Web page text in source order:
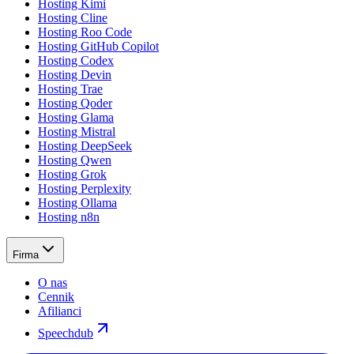
Hosting Kimi
Hosting Cline
Hosting Roo Code
Hosting GitHub Copilot
Hosting Codex
Hosting Devin
Hosting Trae
Hosting Qoder
Hosting Glama
Hosting Mistral
Hosting DeepSeek
Hosting Qwen
Hosting Grok
Hosting Perplexity
Hosting Ollama
Hosting n8n
Firma
O nas
Cennik
Afilianci
Speechdub